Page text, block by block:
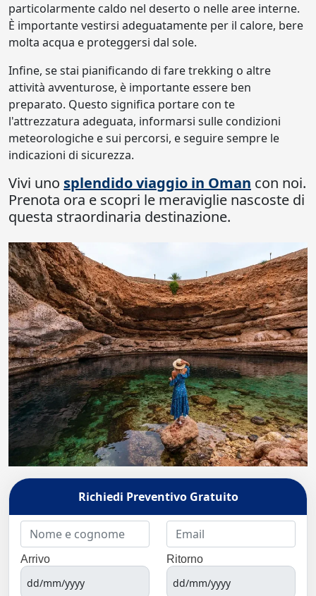
particolarmente caldo nel deserto o nelle aree interne.
È importante vestirsi adeguatamente per il calore, bere
molta acqua e proteggersi dal sole.
Infine, se stai pianificando di fare trekking o altre
attività avventurose, è importante essere ben
preparato. Questo significa portare con te
l'attrezzatura adeguata, informarsi sulle condizioni
meteorologiche e sui percorsi, e seguire sempre le
indicazioni di sicurezza.
Vivi uno splendido viaggio in Oman con noi.
Prenota ora e scopri le meraviglie nascoste di
questa straordinaria destinazione.
Richiedi Preventivo Gratuito
Arrivo Ritorno